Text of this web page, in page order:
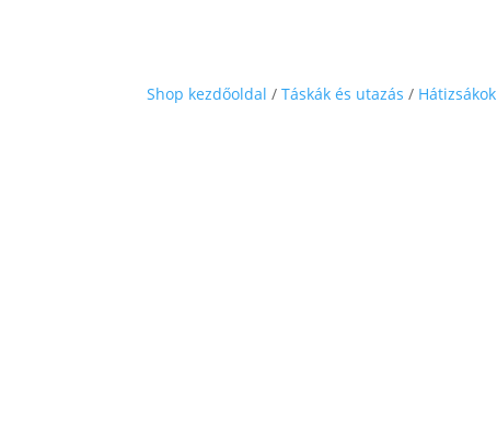
Shop kezdőoldal /Táskák és utazás / Hátizsákok